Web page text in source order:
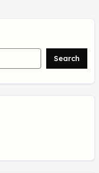
Search